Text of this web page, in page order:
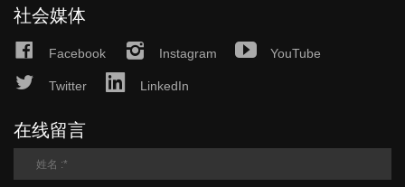
社会媒体
Facebook Instagram YouTube
Twitter LinkedIn
在线留言